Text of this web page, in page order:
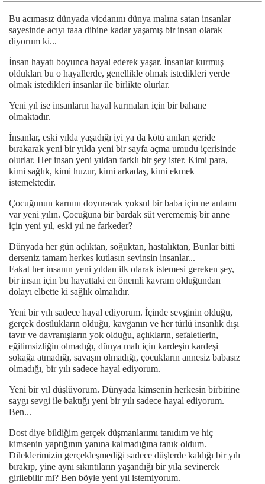
Bu acımasız dünyada vicdanını dünya malına satan insanlar
sayesinde acıyı taaa dibine kadar yaşamış bir insan olarak
diyorum ki...
İnsan hayatı boyunca hayal ederek yaşar. İnsanlar kurmuş
oldukları bu o hayallerde, genellikle olmak istedikleri yerde
olmak istedikleri insanlar ile birlikte olurlar.
Yeni yıl ise insanların hayal kurmaları için bir bahane
olmaktadır.
İnsanlar, eski yılda yaşadığı iyi ya da kötü anıları geride
bırakarak yeni bir yılda yeni bir sayfa açma umudu içerisinde
olurlar. Her insan yeni yıldan farklı bir şey ister. Kimi para,
kimi sağlık, kimi huzur, kimi arkadaş, kimi ekmek
istemektedir.
Çocuğunun karnını doyuracak yoksul bir baba için ne anlamı
var yeni yılın. Çocuğuna bir bardak süt verememiş bir anne
için yeni yıl, eski yıl ne farkeder?
Dünyada her gün açlıktan, soğuktan, hastalıktan, Bunlar bitti
derseniz tamam herkes kutlasın sevinsin insanlar...
Fakat her insanın yeni yıldan ilk olarak istemesi gereken şey,
bir insan için bu hayattaki en önemli kavram olduğundan
dolayı elbette ki sağlık olmalıdır.
Yeni bir yılı sadece hayal ediyorum. İçinde sevginin olduğu,
gerçek dostlukların olduğu, kavganın ve her türlü insanlık dışı
tavır ve davranışların yok olduğu, açlıkların, sefaletlerin,
eğitimsizliğin olmadığı, dünya malı için kardeşin kardeşi
sokağa atmadığı, savaşın olmadığı, çocukların annesiz babasız
olmadığı, bir yılı sadece hayal ediyorum.
Yeni bir yıl düşlüyorum. Dünyada kimsenin herkesin birbirine
saygı sevgi ile baktığı yeni bir yılı sadece hayal ediyorum.
Ben...
Dost diye bildiğim gerçek düşmanlarımı tanıdım ve hiç
kimsenin yaptığının yanına kalmadığına tanık oldum.
Dileklerimizin gerçekleşmediği sadece düşlerde kaldığı bir yılı
bırakıp, yine aynı sıkıntıların yaşandığı bir yıla sevinerek
girilebilir mi? Ben böyle yeni yıl istemiyorum.